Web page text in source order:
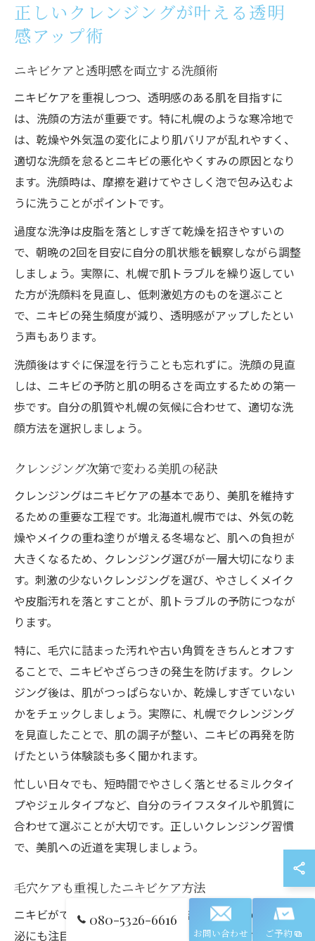
正しいクレンジングが叶える透明
感アップ術
ニキビケアと透明感を両立する洗顔術
ニキビケアを重視しつつ、透明感のある肌を目指すに
は、洗顔の方法が重要です。特に札幌のような寒冷地で
は、乾燥や外気温の変化により肌バリアが乱れやすく、
適切な洗顔を怠るとニキビの悪化やくすみの原因となり
ます。洗顔時は、摩擦を避けてやさしく泡で包み込むよ
うに洗うことがポイントです。
過度な洗浄は皮脂を落としすぎて乾燥を招きやすいの
で、朝晩の2回を目安に自分の肌状態を観察しながら調整
しましょう。実際に、札幌で肌トラブルを繰り返してい
た方が洗顔料を見直し、低刺激処方のものを選ぶこと
で、ニキビの発生頻度が減り、透明感がアップしたとい
う声もあります。
洗顔後はすぐに保湿を行うことも忘れずに。洗顔の見直
しは、ニキビの予防と肌の明るさを両立するための第一
歩です。自分の肌質や札幌の気候に合わせて、適切な洗
顔方法を選択しましょう。
クレンジング次第で変わる美肌の秘訣
クレンジングはニキビケアの基本であり、美肌を維持す
るための重要な工程です。北海道札幌市では、外気の乾
燥やメイクの重ね塗りが増える冬場など、肌への負担が
大きくなるため、クレンジング選びが一層大切になりま
す。刺激の少ないクレンジングを選び、やさしくメイク
や皮脂汚れを落とすことが、肌トラブルの予防につなが
ります。
特に、毛穴に詰まった汚れや古い角質をきちんとオフす
ることで、ニキビやざらつきの発生を防げます。クレン
ジング後は、肌がつっぱらないか、乾燥しすぎていない
かをチェックしましょう。実際に、札幌でクレンジング
を見直したことで、肌の調子が整い、ニキビの再発を防
げたという体験談も多く聞かれます。
忙しい日々でも、短時間でやさしく落とせるミルクタイ
プやジェルタイプなど、自分のライフスタイルや肌質に
合わせて選ぶことが大切です。正しいクレンジング習慣
で、美肌への近道を実現しましょう。
毛穴ケアも重視したニキビケア方法
ニキビができやすい方は、毛穴の詰まりや皮脂の過剰分
泌にも注目したケアが不可欠です。札幌の気候では、乾
080-5326-6616
お問い合わせ ご予約